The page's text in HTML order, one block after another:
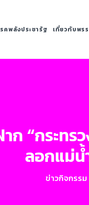
คพลังประชารัฐ เกี่ยวกับพร
ก “กระท
ลอกแม่น้
ข่าวกิจกรรม